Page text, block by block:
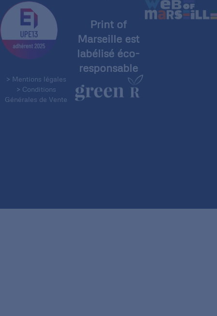
> Mentions légales
> Conditions
Générales de Vente
Print of
Marseille est
labélisé éco-
responsable